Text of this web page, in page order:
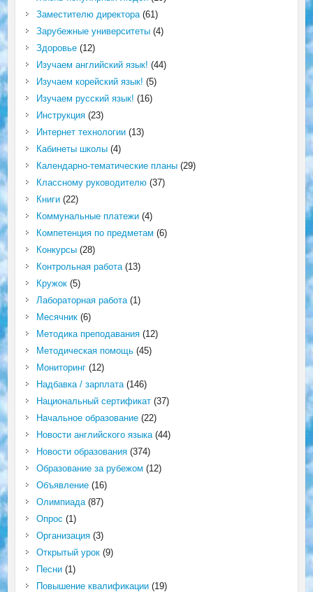
Заместителю директора(61)
Зарубежные университеты(4)
Здоровье(12)
Изучаем английский язык! (44)
Изучаем корейский язык! (5)
Изучаем русский язык! (16)
Инструкция(23)
Интернет технологии(13)
Кабинеты школы(4)
Календарно-тематические планы(29)
Классному руководителю(37)
Книги(22)
Коммунальные платежи(4)
Компетенция по предметам (6)
Конкурсы(28)
Контрольная работа(13)
Кружок(5)
Лабораторная работа(1)
Месячник(6)
Методика преподавания(12)
Методическая помощь(45)
Мониторинг(12)
Надбавка / зарплата(146)
Национальный сертификат(37)
Начальное образование(22)
Новости английского языка(44)
Новости образования(374)
Образование за рубежом (12)
Объявление(16)
Олимпиада(87)
Опрос (1)
Организация(3)
Открытый урок(9)
Песни(1)
Повышение квалификации(19)